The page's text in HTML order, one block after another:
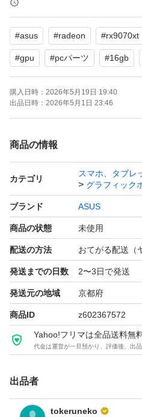
#asus #radeon #rx9070xt
#gpu #pcパーツ #16gb
購入日時： 2026年5月19日 19:40
出品日時： 2026年5月1日 23:46
商品の情報
カテゴリ
スマホ、タブレ
グラフィック
ブランド ASUS
商品の状態 未使用
配送の方法 おてがる配送（
発送までの日数 2〜3日で発送
発送元の地域 京都府
商品ID z602367572
Yahoo!フリマは全品送料無
代金は運営が一旦預かり、評価後、出
出品者
tokeruneko